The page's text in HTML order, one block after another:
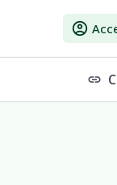
account_circle
link